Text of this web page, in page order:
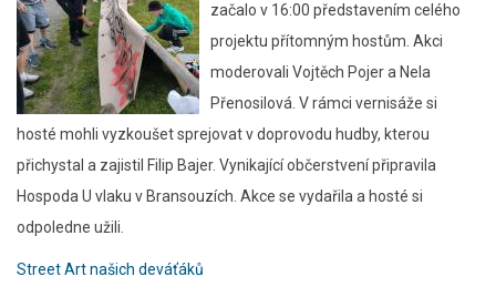
začalo v 16:00 představením celého
projektu přítomným hostům. Akci
moderovali Vojtěch Pojer a Nela
Přenosilová. V rámci vernisáže si
hosté mohli vyzkoušet sprejovat v doprovodu hudby, kterou
přichystal a zajistil Filip Bajer. Vynikající občerstvení připravila
Hospoda U vlaku v Bransouzích. Akce se vydařila a hosté si
odpoledne užili.
Street Art našich deváťáků